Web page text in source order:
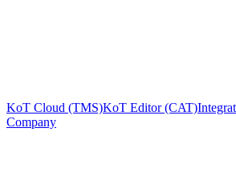
KoT Cloud (TMS)KoT Editor (CAT)
Company